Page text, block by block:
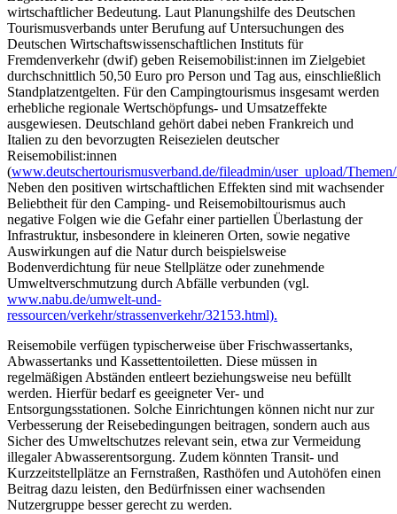
wirtschaftlicher Bedeutung. Laut Planungshilfe des Deutschen
Tourismusverbands unter Berufung auf Untersuchungen des
Deutschen Wirtschaftswissenschaftlichen Instituts für
Fremdenverkehr (dwif) geben Reisemobilist:innen im Zielgebiet
durchschnittlich 50,50 Euro pro Person und Tag aus, einschließlich
Standplatzentgelten. Für den Campingtourismus insgesamt werden
erhebliche regionale Wertschöpfungs- und Umsatzeffekte
ausgewiesen. Deutschland gehört dabei neben Frankreich und
Italien zu den bevorzugten Reisezielen deutscher
Reisemobilist:innen
(www.deutschertourismusverband.de/fileadmin/user_upload/
Neben den positiven wirtschaftlichen Effekten sind mit wachsender
Beliebtheit für den Camping- und Reisemobiltourismus auch
negative Folgen wie die Gefahr einer partiellen Überlastung der
Infrastruktur, insbesondere in kleineren Orten, sowie negative
Auswirkungen auf die Natur durch beispielsweise
Bodenverdichtung für neue Stellplätze oder zunehmende
Umweltverschmutzung durch Abfälle verbunden (vgl.
www.nabu.de/umwelt-und-
ressourcen/verkehr/strassenverkehr/32153.html).
Reisemobile verfügen typischerweise über Frischwassertanks,
Abwassertanks und Kassettentoiletten. Diese müssen in
regelmäßigen Abständen entleert beziehungsweise neu befüllt
werden. Hierfür bedarf es geeigneter Ver- und
Entsorgungsstationen. Solche Einrichtungen können nicht nur zur
Verbesserung der Reisebedingungen beitragen, sondern auch aus
Sicher des Umweltschutzes relevant sein, etwa zur Vermeidung
illegaler Abwasserentsorgung. Zudem könnten Transit- und
Kurzzeitstellplätze an Fernstraßen, Rasthöfen und Autohöfen einen
Beitrag dazu leisten, den Bedürfnissen einer wachsenden
Nutzergruppe besser gerecht zu werden.